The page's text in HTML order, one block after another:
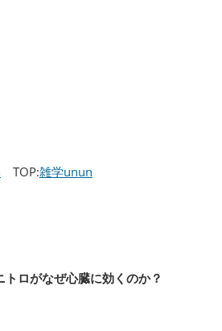
TOP:雑学unun
トロがなぜ心臓に効くのか？